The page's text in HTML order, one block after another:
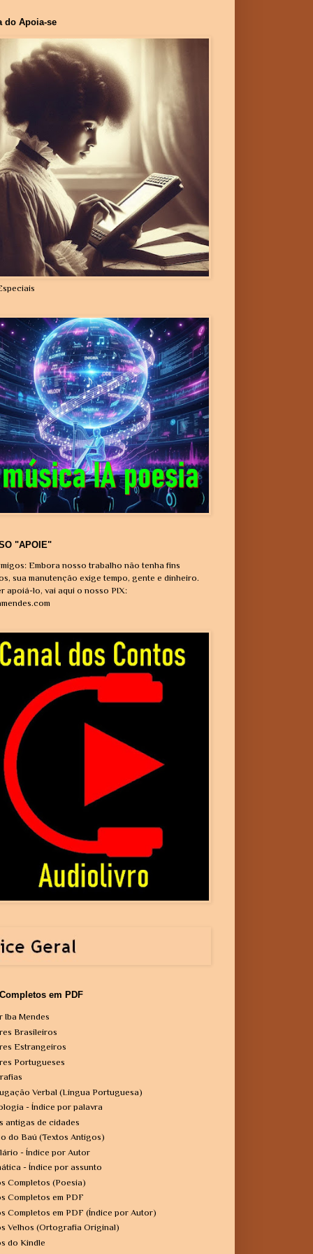
do Apoia-se
"APOIE"
Embora nosso trabalho não tenha fins
sua manutenção exige tempo, gente e dinheiro.
apoiá-lo, vai aqui o nosso PIX:
em PDF
Iba Mendes
Brasileiros
Estrangeiros
Portugueses
Verbal (Língua Portuguesa)
- Índice por palavra
antigas de cidades
do Baú (Textos Antigos)
- Índice por Autor
- Índice por assunto
Completos (Poesia)
Completos em PDF
Completos em PDF (Índice por Autor)
Velhos (Ortografia Original)
do Kindle